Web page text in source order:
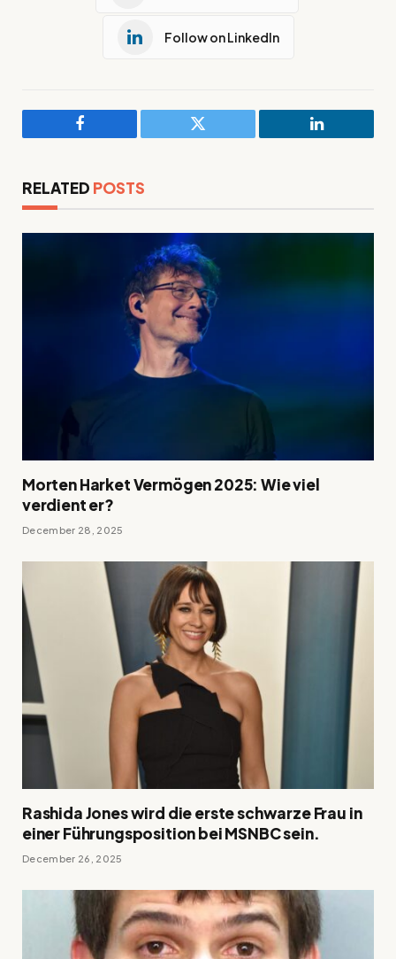
Follow on LinkedIn
Facebook Twitter LinkedIn
RELATED POSTS
Morten Harket Vermögen 2025: Wie viel
verdient er?
December 28, 2025
Rashida Jones wird die erste schwarze Frau in
einer Führungsposition bei MSNBC sein.
December 26, 2025